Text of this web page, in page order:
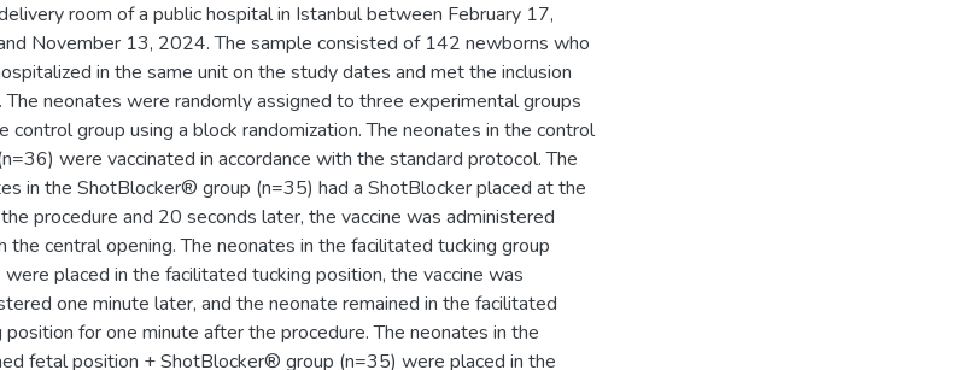
room of a public hospital in Istanbul between February 17,
November 13, 2024. The sample consisted of 142 newborns who
in the same unit on the study dates and met the inclusion
The neonates were randomly assigned to three experimental groups
control group using a block randomization. The neonates in the control
were vaccinated in accordance with the standard protocol. The
in the ShotBlocker® group (n=35) had a ShotBlocker placed at the
procedure and 20 seconds later, the vaccine was administered
the central opening. The neonates in the facilitated tucking group
placed in the facilitated tucking position, the vaccine was
one minute later, and the neonate remained in the facilitated
position for one minute after the procedure. The neonates in the
fetal position + ShotBlocker® group (n=35) were placed in the